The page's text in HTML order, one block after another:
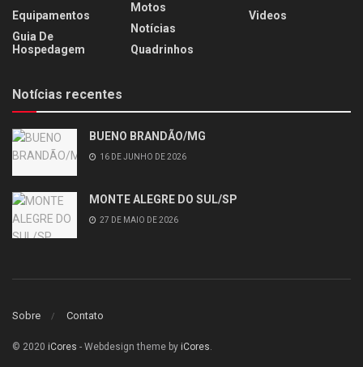
Equipamentos
Guia De
Hospedagem
Motos
Notícias
Quadrinhos
Videos
Notícias recentes
BUENO BRANDÃO/MG
16 DE JUNHO DE 2026
MONTE ALEGRE DO SUL/SP
27 DE MAIO DE 2026
Sobre Contato
© 2020 iCores - Webdesign theme by iCores.